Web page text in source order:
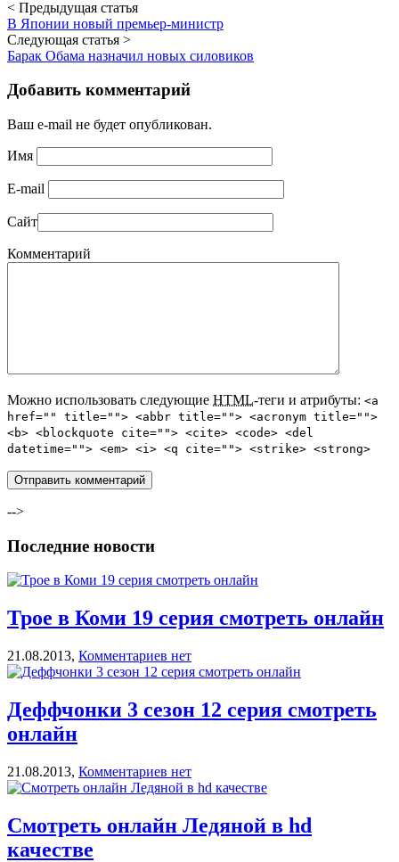
< Предыдущая статья
В Японии новый премьер-министр
Следующая статья >
Барак Обама назначил новых силовиков
Добавить комментарий
Ваш e-mail не будет опубликован.
Имя
E-mail
Сайт
Комментарий
Можно использовать следующие HTML-теги и атрибуты: <a
href="" title=""> <abbr title=""> <acronym title="">
<b> <blockquote cite=""> <cite> <code> <del
datetime=""> <em> <i> <q cite=""> <strike> <strong>
-->
Последние новости
Трое в Коми 19 серия смотреть онлайн
21.08.2013, Комментариев нет
Деффчонки 3 сезон 12 серия смотреть
онлайн
21.08.2013, Комментариев нет
Смотреть онлайн Ледяной в hd
качестве